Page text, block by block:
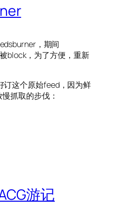
，期间
block，为了方便，重新
订这个原始feed，因为鲜
抓取的步伐：
游记